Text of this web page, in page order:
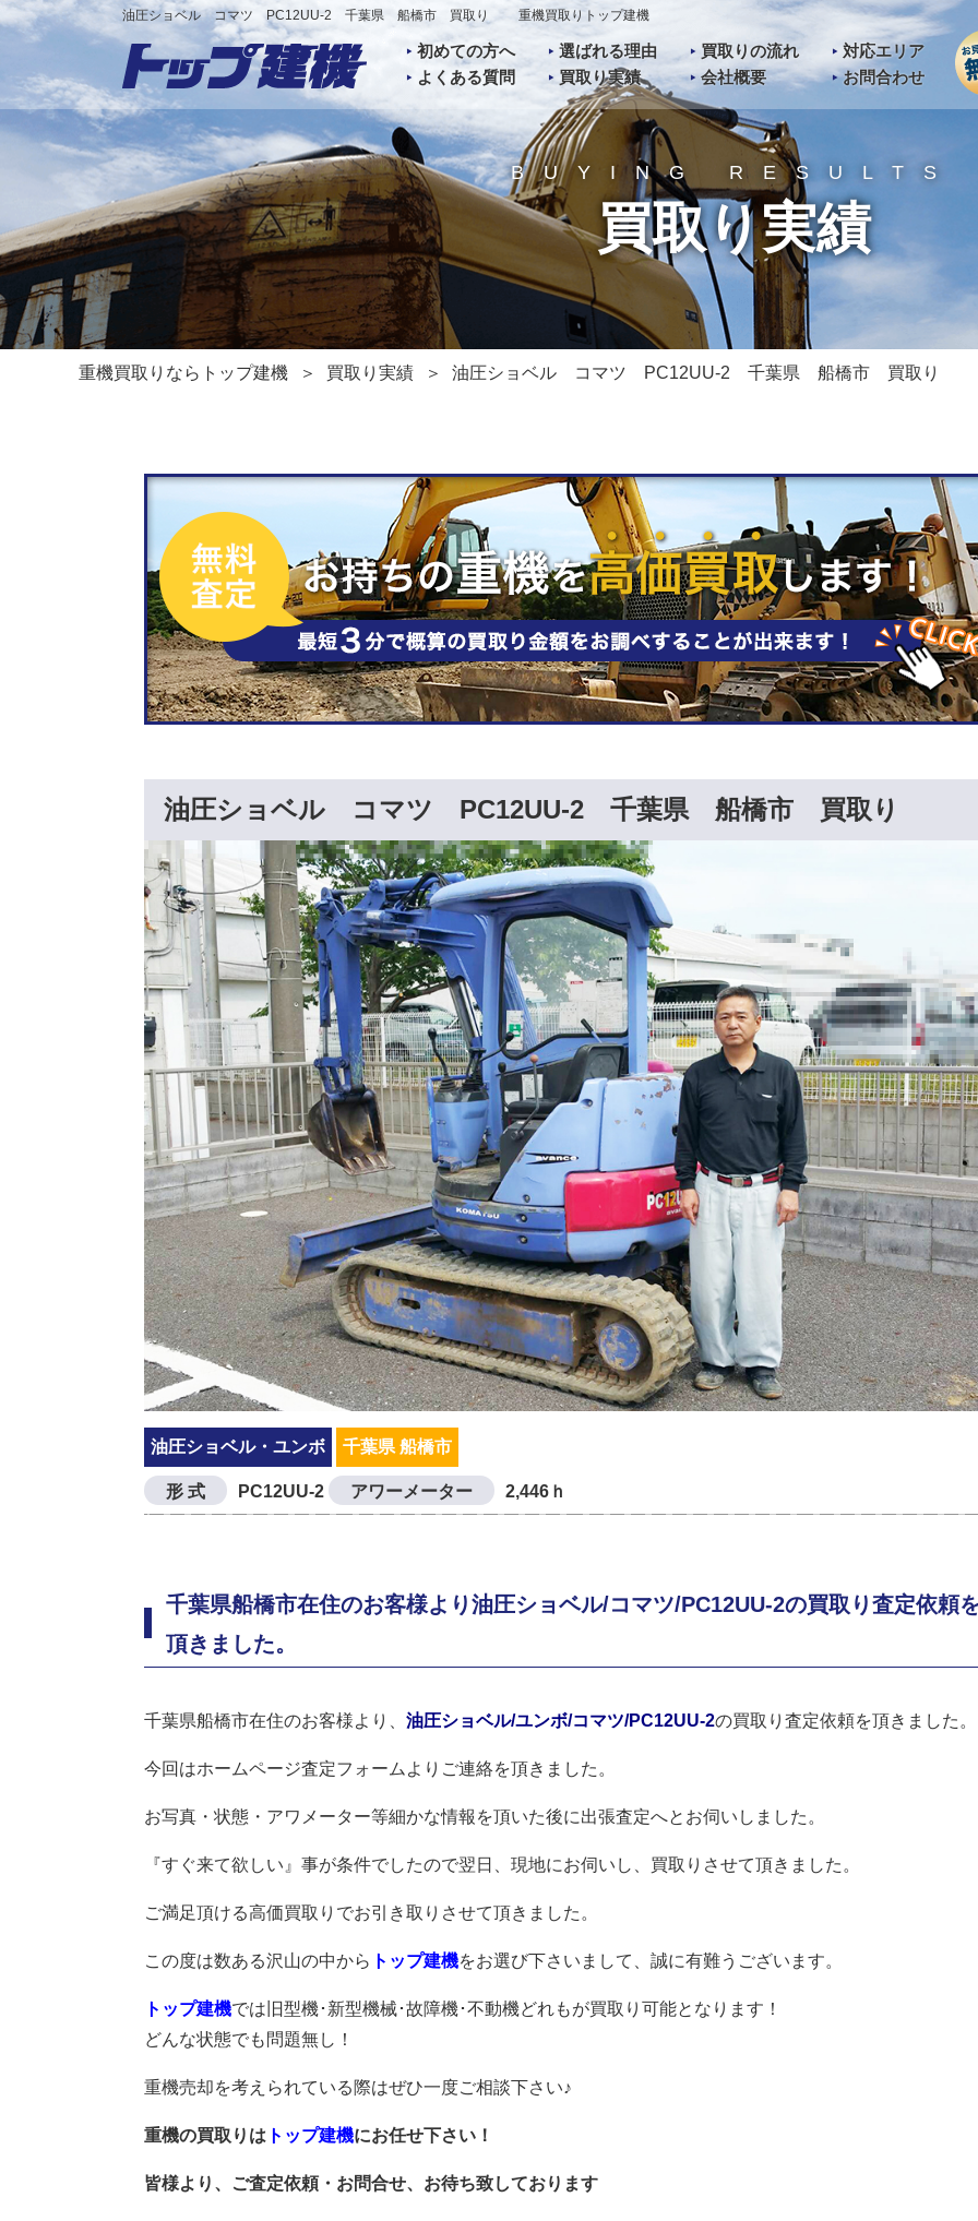
油圧ショベル コマツ PC12UU-2 千葉県 船橋市 買取り 重機買取りトップ建機
初めての方へ 選ばれる理由 買取りの流れ
対応エリア
よくある質問
買取り実績 会社概要 お問合わせ
BUYING RESULTS
買取り実績
重機買取りならトップ建機 買取り実績 油圧ショベル コマツ PC12UU-2 千葉県 船橋市 買取り
油圧ショベル コマツ PC12UU-2 千葉県 船橋市 買取り
油圧ショベル・ユンボ 千葉県 船橋市
形 式 PC12UU-2 アワーメーター 2,446ｈ
千葉県船橋市在住のお客様より油圧ショベル/コマツ/PC12UU-2の買取り査定依頼
頂きました。
千葉県船橋市在住のお客様より、 油圧ショベル/ユンボ/コマツ/PC12UU-2の買取り査定依頼を頂きました。
今回はホームページ査定フォームよりご連絡を頂きました。
お写真・状態・アワメーター等細かな情報を頂いた後に出張査定へとお伺いしました。
『すぐ来て欲しい』事が条件でしたので翌日、現地にお伺いし、買取りさせて頂きました。
ご満足頂ける高価買取りでお引き取りさせて頂きました。
この度は数ある沢山の中から トップ建機をお選び下さいまして、誠に有難うございます。
トップ建機では旧型機･新型機械･故障機･不動機どれもが買取り可能となります！
どんな状態でも問題無し！
重機売却を考えられている際はぜひ一度ご相談下さい♪
重機の買取りは トップ建機にお任せ下さい！
皆様より、ご査定依頼・お問合せ、お待ち致しております